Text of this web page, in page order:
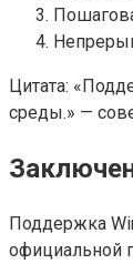
Цитата:
среды.» —
Поддержка
официальной